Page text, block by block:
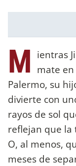
M ientras
mate
Palermo, su
divierte con
rayos de sol
reflejan que la
O, al menos,
meses de